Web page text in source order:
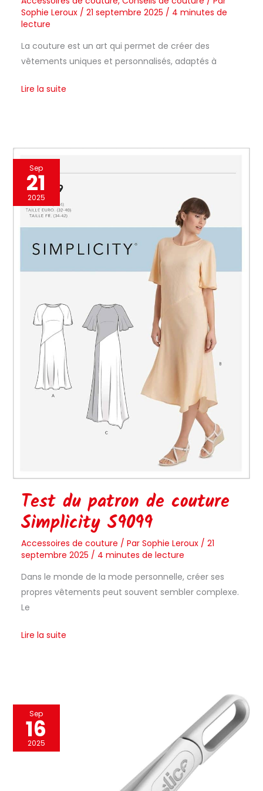
Sophie Leroux / 21 septembre 2025 / 4 minutes de
lecture
La couture est un art qui permet de créer des
vêtements uniques et personnalisés, adaptés à
Lire la suite
Sep
21
2025
Test du patron de couture
Simplicity S9099
Accessoires de couture / Par Sophie Leroux / 21
septembre 2025 / 4 minutes de lecture
Dans le monde de la mode personnelle, créer ses
propres vêtements peut souvent sembler complexe.
Le
Test
du
patron
de
couture
Simplicity
S9099
Lire la suite
Sep
16
2025
Test
ciseaux